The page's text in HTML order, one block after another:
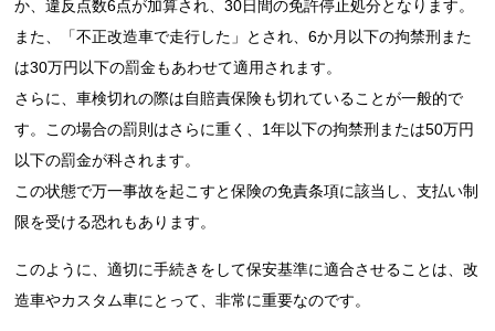
か、違反点数6点が加算され、30日間の免許停止処分となります。
また、「不正改造車で走行した」とされ、6か月以下の拘禁刑また
は30万円以下の罰金もあわせて適用されます。
さらに、車検切れの際は自賠責保険も切れていることが一般的で
す。この場合の罰則はさらに重く、1年以下の拘禁刑または50万円
以下の罰金が科されます。
この状態で万一事故を起こすと保険の免責条項に該当し、支払い制
限を受ける恐れもあります。
このように、適切に手続きをして保安基準に適合させることは、改
造車やカスタム車にとって、非常に重要なのです。